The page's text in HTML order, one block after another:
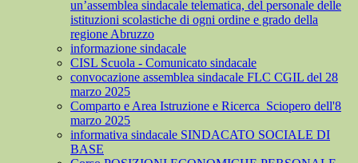
un’assemblea sindacale telematica, del personale delle
istituzioni scolastiche di ogni ordine e grado della
regione Abruzzo
informazione sindacale
CISL Scuola - Comunicato sindacale
convocazione assemblea sindacale FLC CGIL del 28
marzo 2025
Comparto e Area Istruzione e Ricerca_Sciopero dell'8
marzo 2025
informativa sindacale SINDACATO SOCIALE DI
BASE